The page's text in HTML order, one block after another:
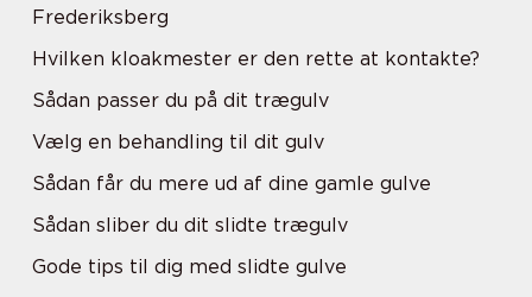
Frederiksberg
Hvilken kloakmester er den rette at kontakte?
Sådan passer du på dit trægulv
Vælg en behandling til dit gulv
Sådan får du mere ud af dine gamle gulve
Sådan sliber du dit slidte trægulv
Gode tips til dig med slidte gulve